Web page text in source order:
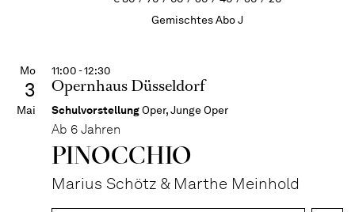
Gemischtes Abo J
Mo
3
Mai
11:00 - 12:30
Opernhaus Düsseldorf
SchulvorstellungOper, Junge Oper
Ab 6 Jahren
PINOC­CHIO
Marius Schötz & Marthe Meinhold